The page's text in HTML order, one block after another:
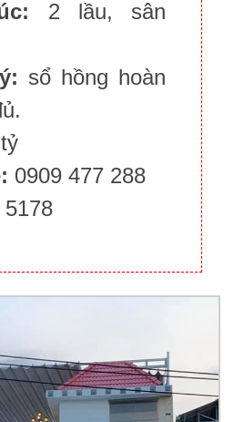
2 lầu, sân
sổ hồng hoàn
0909 477 288
5178